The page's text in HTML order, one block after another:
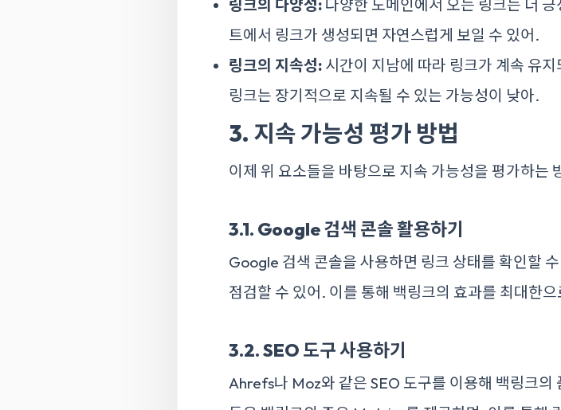
링크의 다양성: 다양한 도메인에서 오는 링크는 더
트에서 링크가 생성되면 자연스럽게 보일 수 있어.
링크의 지속성: 시간이 지남에 따라 링크가 계속 유
링크는 장기적으로 지속될 수 있는 가능성이 낮아.
3. 지속 가능성 평가 방법
이제 위 요소들을 바탕으로 지속 가능성을 평가하는
3.1. Google 검색 콘솔 활용하기
Google 검색 콘솔을 사용하면 링크 상태를 확인할
점검할 수 있어. 이를 통해 백링크의 효과를 최대한
3.2. SEO 도구 사용하기
Ahrefs나 Moz와 같은 SEO 도구를 이용해 백링크의